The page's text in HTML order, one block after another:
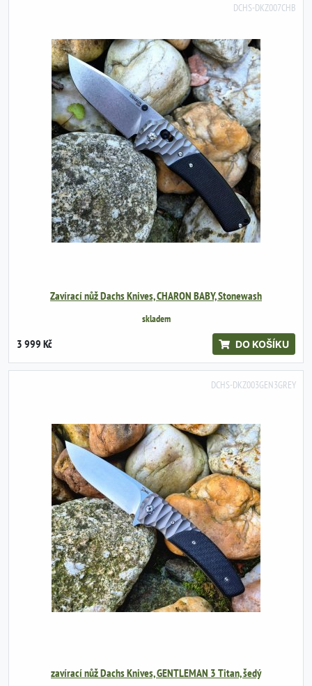
DCHS-DKZ007CHB
Zavírací nůž Dachs Knives, CHARON BABY, Stonewash
skladem
3 999 Kč DO KOŠÍKU
DCHS-DKZ003GEN3GREY
zavírací nůž Dachs Knives, GENTLEMAN 3 Titan, šedý